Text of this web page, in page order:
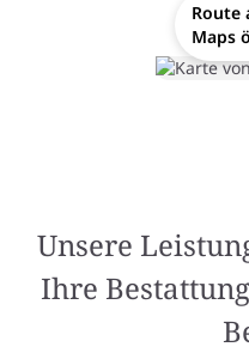
Route
Maps
Unsere
Ihre